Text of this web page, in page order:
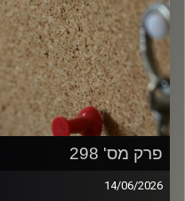
פרק מס' 298
14/06/2026